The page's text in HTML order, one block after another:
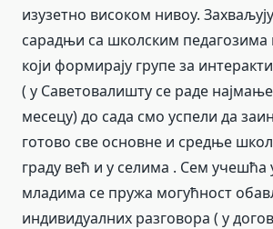
изузетно високом нивоу.
сарадњи са школским педагозима
који формирају групе за
( у Саветовалишту се раде
месецу) до сада смо успели да
готово све основне и средње
граду већ и у селима . Сем
младима се пружа могућност
индивидуалних разговора ( у